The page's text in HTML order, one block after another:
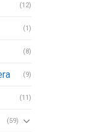
(12)
(1)
(8)
(9)
(11)
(59)